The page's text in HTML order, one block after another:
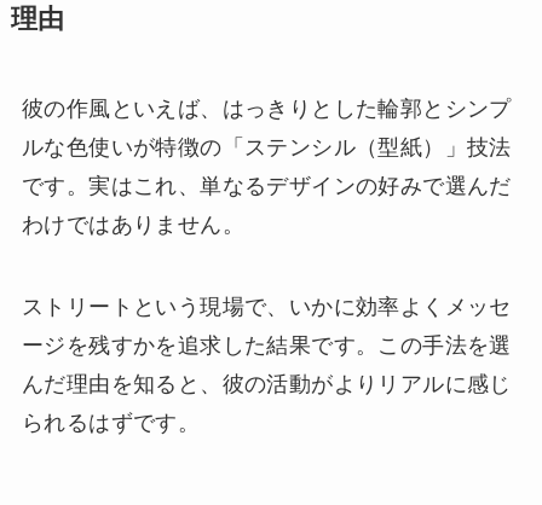
理由
彼の作風といえば、はっきりとした輪郭とシンプ
ルな色使いが特徴の「ステンシル（型紙）」技法
です。実はこれ、単なるデザインの好みで選んだ
わけではありません。
ストリートという現場で、いかに効率よくメッセ
ージを残すかを追求した結果です。この手法を選
んだ理由を知ると、彼の活動がよりリアルに感じ
られるはずです。